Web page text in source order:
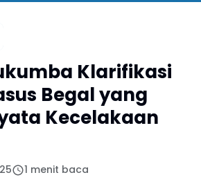
Klarifikasi
Begal yang
Kecelakaan
1 menit baca